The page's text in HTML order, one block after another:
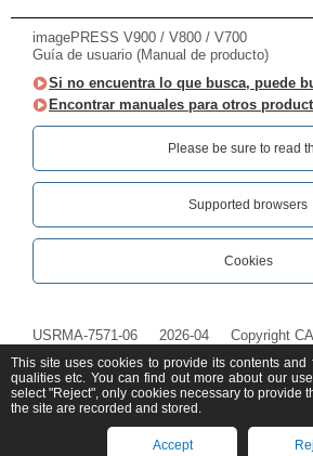
imagePRESS V900 / V800 / V700
Guía de usuario (Manual de producto)
Si no encuentra lo que busca, puede
Encontrar manuales para otros
Please be sure to read
Supported browsers
Cookies
USRMA-7571-06 2026-04 Copyright
This site uses cookies to provide its contents
qualities etc. You can find out more about our
select "Reject", only cookies necessary to provide
the site are recorded and stored.
Accept